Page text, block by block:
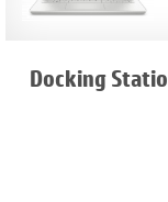
Docking